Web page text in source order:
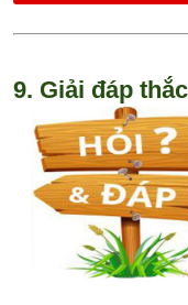
9. Giải đáp